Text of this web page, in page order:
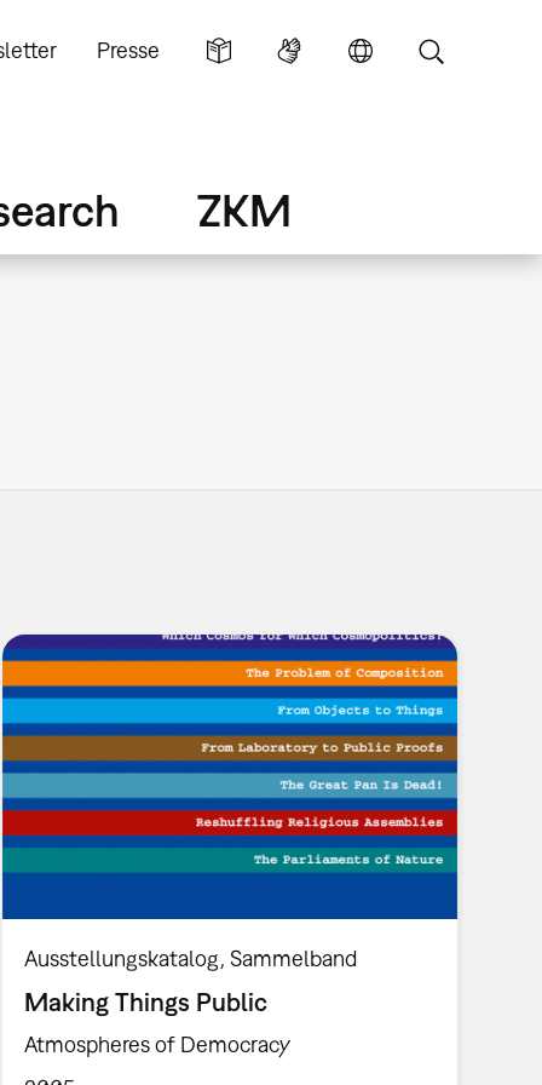
Presse
ZKM
Ausstellungskatalog Sammelband
Making Things Public
Atmospheres of Democracy